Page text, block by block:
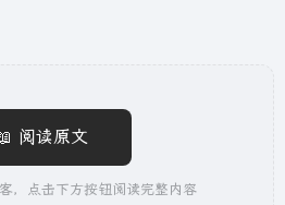
阅读原文
，点击下方按钮阅读完整内容